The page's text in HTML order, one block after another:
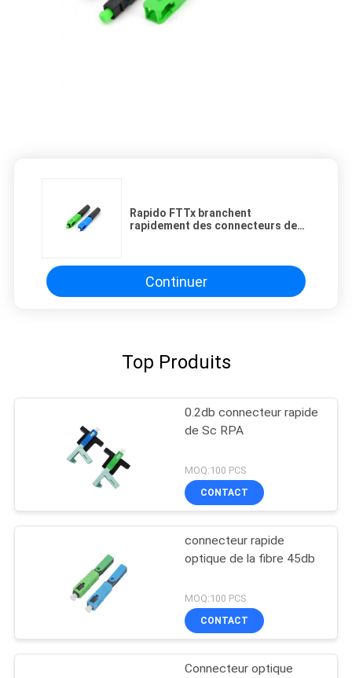
Rapido FTTx branchent
rapidement des connecteurs de
Continuer
Top Produits
0.2db connecteur rapide
de Sc RPA
MOQ:100 PCS
CONTACT
connecteur rapide
optique de la fibre 45db
MOQ:100 PCS
CONTACT
Connecteur optique